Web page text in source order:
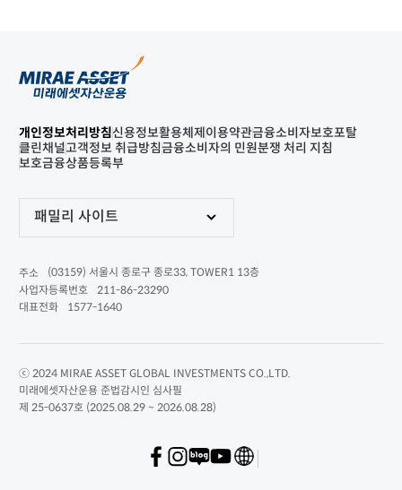
개인정보처리방침신용정보활용체제 이용약관금융소비자보호포탈
클린채널고객정보 취급방침금융소비자의 민원분쟁 처리 지침
보호금융상품등록부
패밀리 사이트
주소
(03159) 서울시 종로구 종로33, TOWER1 13층
사업자등록번호
211-86-23290
대표전화
1577-1640
ⓒ 2024 MIRAE ASSET GLOBAL INVESTMENTS CO.,LTD.
미래에셋자산운용 준법감시인 심사필
제 25-0637호 (2025.08.29 ~ 2026.08.28)